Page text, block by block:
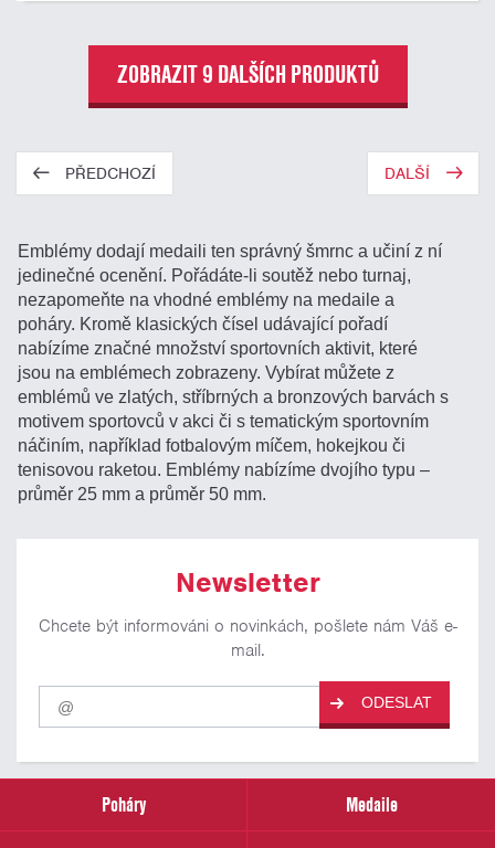
ZOBRAZIT 9 DALŠÍCH PRODUKTŮ
PŘEDCHOZÍ DALŠÍ
Emblémy dodají medaili ten správný šmrnc a učiní z ní
jedinečné ocenění. Pořádáte-li soutěž nebo turnaj,
nezapomeňte na vhodné emblémy na medaile a
poháry. Kromě klasických čísel udávající pořadí
nabízíme značné množství sportovních aktivit, které
jsou na emblémech zobrazeny. Vybírat můžete z
emblémů ve zlatých, stříbrných a bronzových barvách s
motivem sportovců v akci či s tematickým sportovním
náčiním, například fotbalovým míčem, hokejkou či
tenisovou raketou. Emblémy nabízíme dvojího typu –
průměr 25 mm a průměr 50 mm.
Newsletter
Chcete být informováni o novinkách, pošlete nám Váš e-
mail.
Pro
odběr
našich
email
ODESLAT
Poháry
Medaile